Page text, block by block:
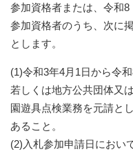
参加資格者または、令和
参加資格者のうち、次に
とします。
(1)令和3年4月1日から令
若しくは地方公共団体又
園遊具点検業務を元請と
あること。
(2)入札参加申請日におい